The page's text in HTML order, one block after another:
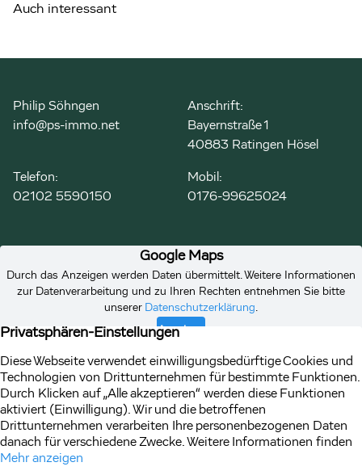
Auch interessant
Philip Söhngen
info@ps-immo.net
Anschrift:
Bayernstraße 1
40883 Ratingen Hösel
Telefon:
02102 5590150
Mobil:
0176-99625024